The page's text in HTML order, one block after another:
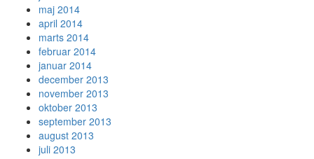
maj 2014
april 2014
marts 2014
februar 2014
januar 2014
december 2013
november 2013
oktober 2013
september 2013
august 2013
juli 2013